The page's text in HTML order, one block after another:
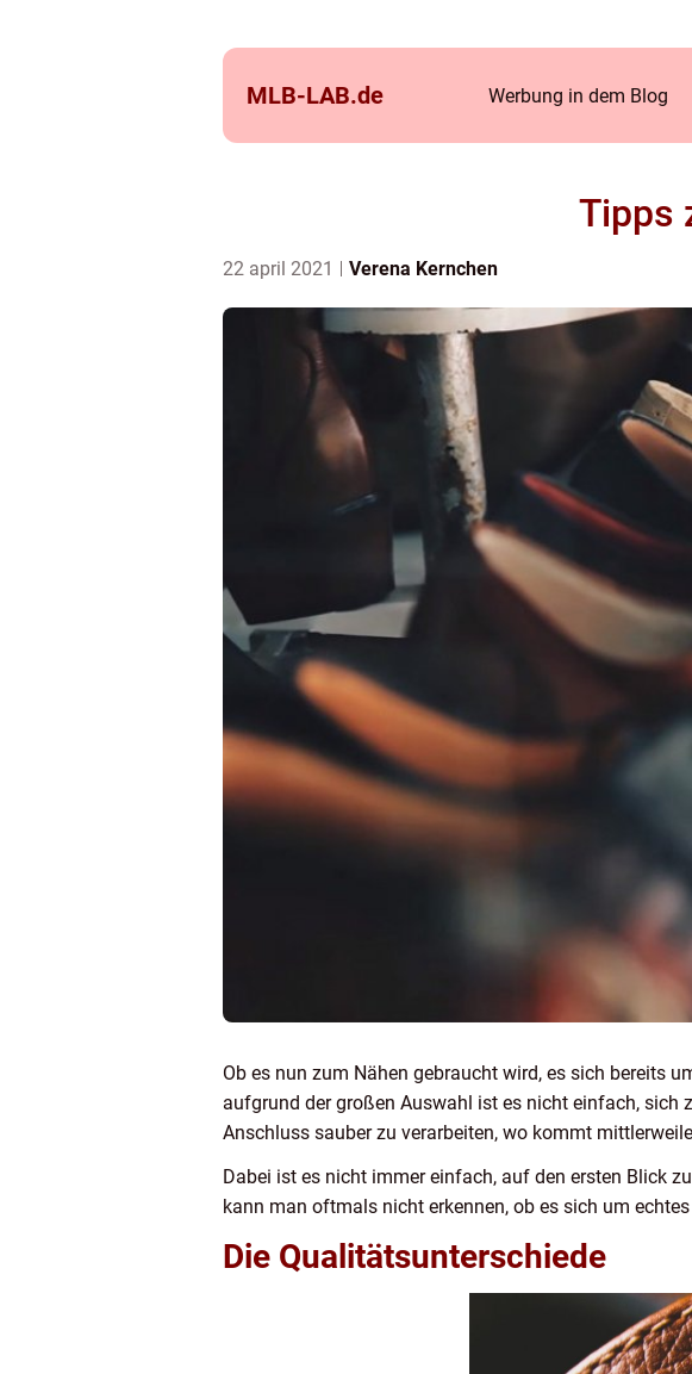
MLB-LAB.de Werbung in dem Blog
Tipps
22 april 2021 Verena Kernchen
Ob es nun zum Nähen gebraucht wird, es sich bereits
aufgrund der großen Auswahl ist es nicht einfach, sich
Anschluss sauber zu verarbeiten, wo kommt
Dabei ist es nicht immer einfach, auf den ersten Blick
kann man oftmals nicht erkennen, ob es sich um
Die Qualitätsunterschiede